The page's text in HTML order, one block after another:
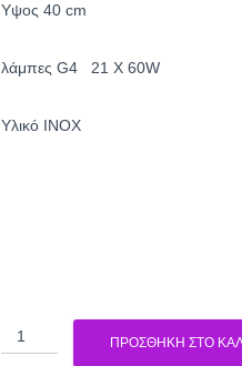
Υψος 40 cm
λάμπες G4 21 X 60W
Yλικό ΙΝΟΧ
Πολύφωτο
1094
ΠΡΟΣΘΉΚΗ ΣΤΟ